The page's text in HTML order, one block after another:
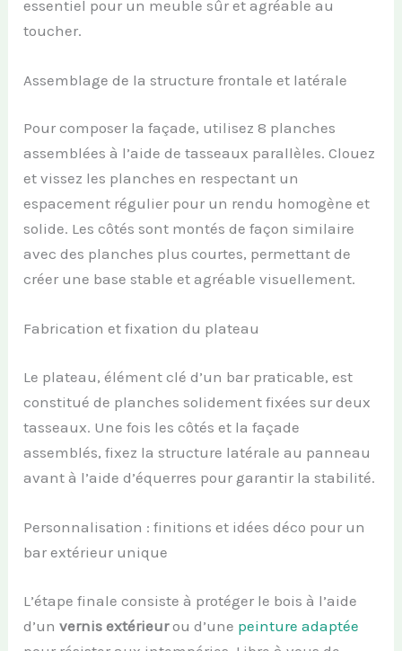
essentiel pour un meuble sûr et agréable au
toucher.
Assemblage de la structure frontale et latérale
Pour composer la façade, utilisez 8 planches
assemblées à l’aide de tasseaux parallèles. Clouez
et vissez les planches en respectant un
espacement régulier pour un rendu homogène et
solide. Les côtés sont montés de façon similaire
avec des planches plus courtes, permettant de
créer une base stable et agréable visuellement.
Fabrication et fixation du plateau
Le plateau, élément clé d’un bar praticable, est
constitué de planches solidement fixées sur deux
tasseaux. Une fois les côtés et la façade
assemblés, fixez la structure latérale au panneau
avant à l’aide d’équerres pour garantir la stabilité.
Personnalisation : finitions et idées déco pour un
bar extérieur unique
L’étape finale consiste à protéger le bois à l’aide
d’unvernis extérieurou d’une peinture adaptée